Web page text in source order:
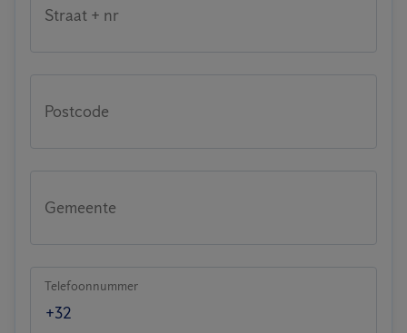
Straat + nr
Postcode
Gemeente
Telefoonnummer